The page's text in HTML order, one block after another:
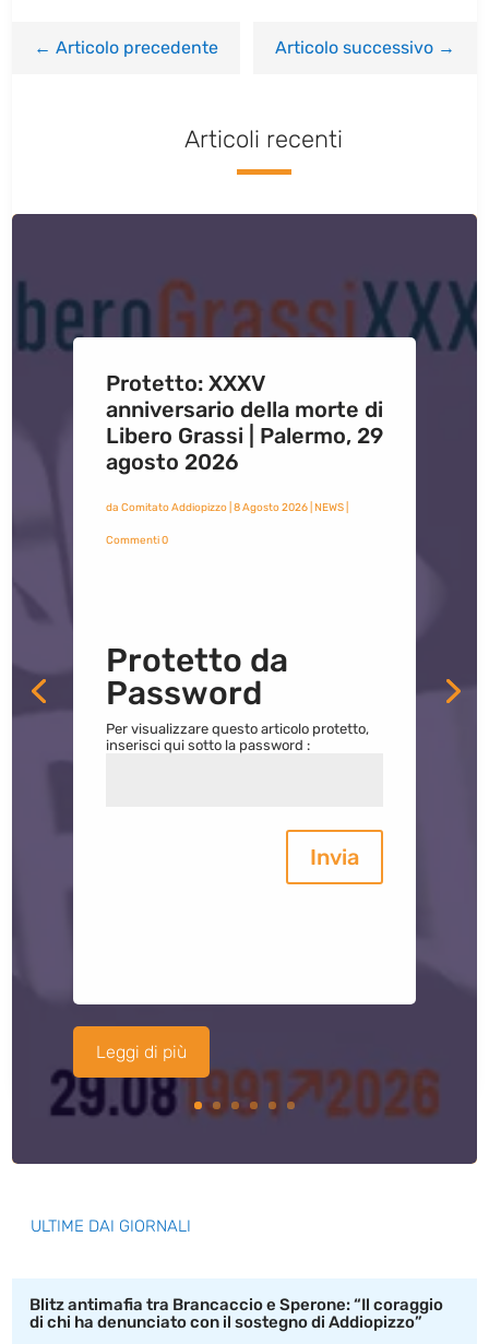
←Articolo precedente Articolo successivo→
Articoli recenti
Protetto: XXXV
anniversario della morte di
Libero Grassi | Palermo, 29
agosto 2026
da Comitato Addiopizzo| 8 Agosto 2026| NEWS|
Commenti 0
Protetto da
Password
Per visualizzare questo articolo protetto,
inserisci qui sotto la password :
Invia
Leggi di più
ULTIME DAI GIORNALI
Blitz antimafia tra Brancaccio e Sperone: “Il coraggio
di chi ha denunciato con il sostegno di Addiopizzo”